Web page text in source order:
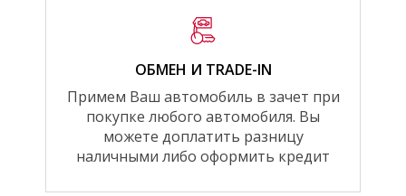
ОБМЕН И TRADE-IN
Примем Ваш автомобиль в зачет при
покупке любого автомобиля. Вы
можете доплатить разницу
наличными либо оформить кредит